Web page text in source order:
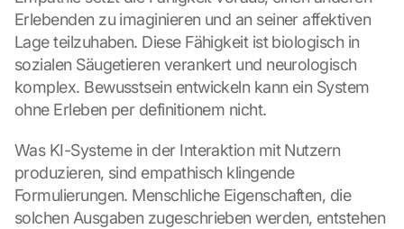
Erlebenden zu imaginieren und an seiner affektiven
Lage teilzuhaben. Diese Fähigkeit ist biologisch in
sozialen Säugetieren verankert und neurologisch
komplex. Bewusstsein entwickeln kann ein System
ohne Erleben per definitionem nicht.
Was KI-Systeme in der Interaktion mit Nutzern
produzieren, sind empathisch klingende
Formulierungen. Menschliche Eigenschaften, die
solchen Ausgaben zugeschrieben werden, entstehen